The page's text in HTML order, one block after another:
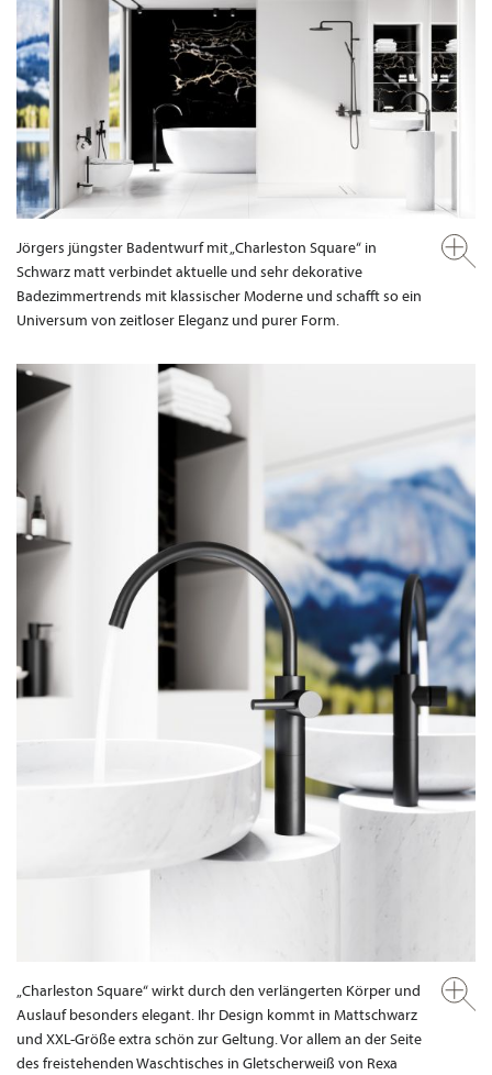
Jörgers jüngster Badentwurf mit „Charleston Square“ in
Schwarz matt verbindet aktuelle und sehr dekorative
Badezimmertrends mit klassischer Moderne und schafft so ein
Universum von zeitloser Eleganz und purer Form.
„Charleston Square“ wirkt durch den verlängerten Körper und
Auslauf besonders elegant. Ihr Design kommt in Mattschwarz
und XXL-Größe extra schön zur Geltung. Vor allem an der Seite
des freistehenden Waschtisches in Gletscherweiß von Rexa